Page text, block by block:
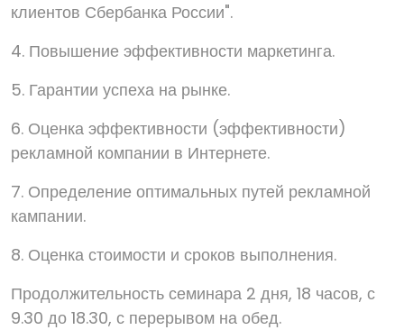
клиентов Сбербанка России".
4. Повышение эффективности маркетинга.
5. Гарантии успеха на рынке.
6. Оценка эффективности (эффективности)
рекламной компании в Интернете.
7. Определение оптимальных путей рекламной
кампании.
8. Оценка стоимости и сроков выполнения.
Продолжительность семинара 2 дня, 18 часов, с
9.30 до 18.30, с перерывом на обед.